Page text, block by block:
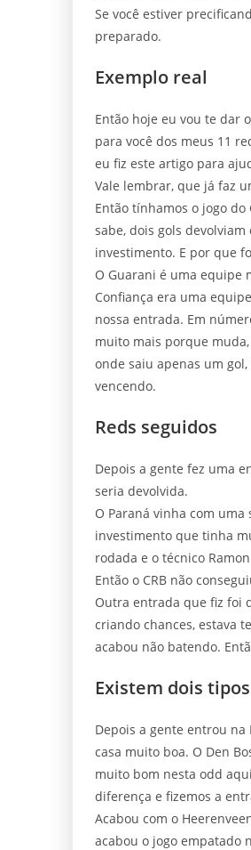
Se você estiver
preparado.
Exemplo real
Então hoje eu vou te dar
para você dos meus 11
eu fiz este artigo para
Vale lembrar, que já faz
Então tínhamos o jogo
sabe, dois gols
investimento. E por que
O Guarani é uma equipe
Confiança era uma
nossa entrada. Em
muito mais porque
onde saiu apenas um
vencendo.
Reds seguidos
Depois a gente fez uma
seria devolvida.
O Paraná vinha com
investimento que tinha
rodada e o técnico
Então o CRB não
Outra entrada que fiz foi
criando chances, estava
acabou não batendo.
Existem dois
Depois a gente entrou
casa muito boa. O Den
muito bom nesta odd
diferença e fizemos a
Acabou com o
acabou o jogo empatado